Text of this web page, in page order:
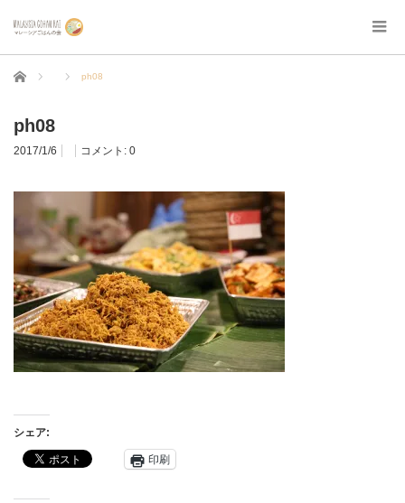
ホーム ph08
ph08
2017/1/6 コメント: 0
シェア:
印刷